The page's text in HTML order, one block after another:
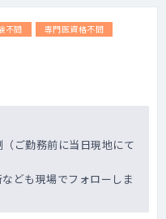
不問 専門医資格不問
ご勤務前に当日現地にて
ども現場でフォローしま